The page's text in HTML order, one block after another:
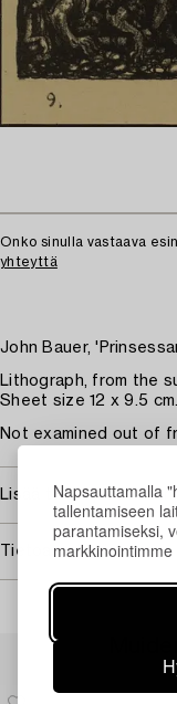
Napsauttamalla
tallentamiseen
parantamiseksi,
Onko sinulla vastaava
yhteyttä
John Bauer,
Lithograph, from the
Sheet size 12 x 9.5 cm.
Not examined out of
Lisää taiteilijasta John
Tietoa ostamisesta